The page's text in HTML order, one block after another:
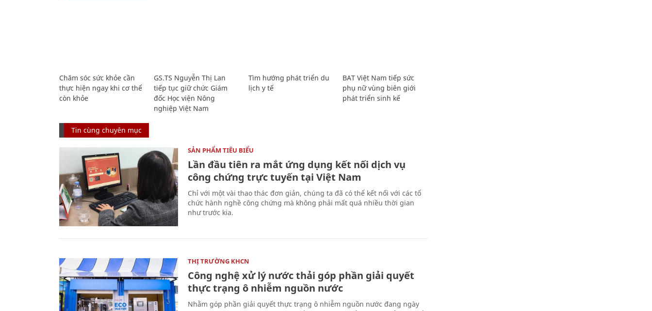
Chăm sóc sức khỏe cần
thực hiện ngay khi cơ thể
còn khỏe
GS.TS Nguyễn Thị Lan
tiếp tục giữ chức Giám
đốc Học viện Nông
nghiệp Việt Nam
Tìm hướng phát triển du
lịch y tế
BAT Việt Nam tiếp sức
phụ nữ vùng biên giới
phát triển sinh kế
Tin cùng chuyên mục
SẢN PHẨM TIÊU BIỂU
Lần đầu tiên ra mắt ứng dụng kết nối dịch vụ
công chứng trực tuyến tại Việt Nam
Chỉ với một vài thao thác đơn giản, chúng ta đã có thể kết nối với các tổ
chức hành nghề công chứng mà không phải mất quá nhiều thời gian
như trước kia.
THỊ TRƯỜNG KHCN
Công nghệ xử lý nước thải góp phần giải quyết
thực trạng ô nhiễm nguồn nước
Nhằm góp phần giải quyết thực trạng ô nhiễm nguồn nước đang ngày